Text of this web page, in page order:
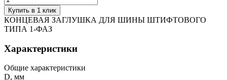
Купить в 1 клик
КОНЦЕВАЯ ЗАГЛУШКА ДЛЯ ШИНЫ ШТИФТОВОГО
ТИПА 1-ФАЗ
Характеристики
Общие характеристики
D, мм